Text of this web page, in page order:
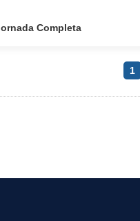
Completa
1